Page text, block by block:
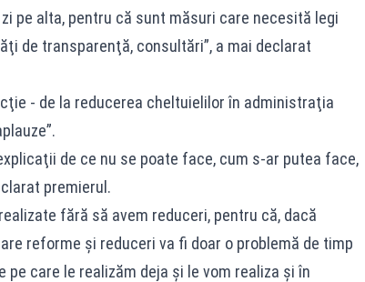
pe alta, pentru că sunt măsuri care necesită legi
de transparenţă, consultări”, a mai declarat
- de la reducerea cheltuielilor în administraţia
de ce nu se poate face, cum s-ar putea face,
premierul.
fără să avem reduceri, pentru că, dacă
reforme şi reduceri va fi doar o problemă de timp
care le realizăm deja şi le vom realiza şi în